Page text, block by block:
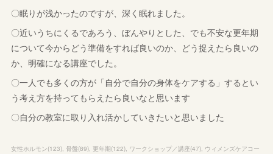
〇眠りが浅かったのですが、深く眠れました。
〇近いうちにくるであろう、ぼんやりとした、でも不安な更年期
について今からどう準備をすれば良いのか、どう捉えたら良いの
か、明確になる講座でした。
〇一人でも多くの方が「自分で自分の身体をケアする」するとい
う考え方を持ってもらえたら良いなと思います
〇自分の教室に取り入れ活かしていきたいと思いました
女性ホルモン(123) 骨盤(89) 更年期(122) ワークショップ／講座(47) ウィメンズケアコー